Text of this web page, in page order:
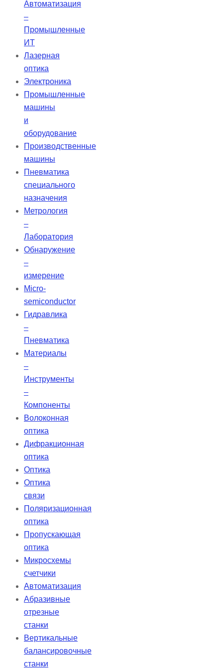
Автоматизация
–
Промышленные
ИТ
Лазерная
оптика
Электроника
Промышленные
машины
и
оборудование
Производственные
машины
Пневматика
специального
назначения
Метрология
–
Лаборатория
Обнаружение
–
измерение
Micro-
semiconductor
Гидравлика
–
Пневматика
Материалы
–
Инструменты
–
Компоненты
Волоконная
оптика
Дифракционная
оптика
Оптика
Оптика
связи
Поляризационная
оптика
Пропускающая
оптика
Микросхемы
счетчики
Автоматизация
Абразивные
отрезные
станки
Вертикальные
балансировочные
станки